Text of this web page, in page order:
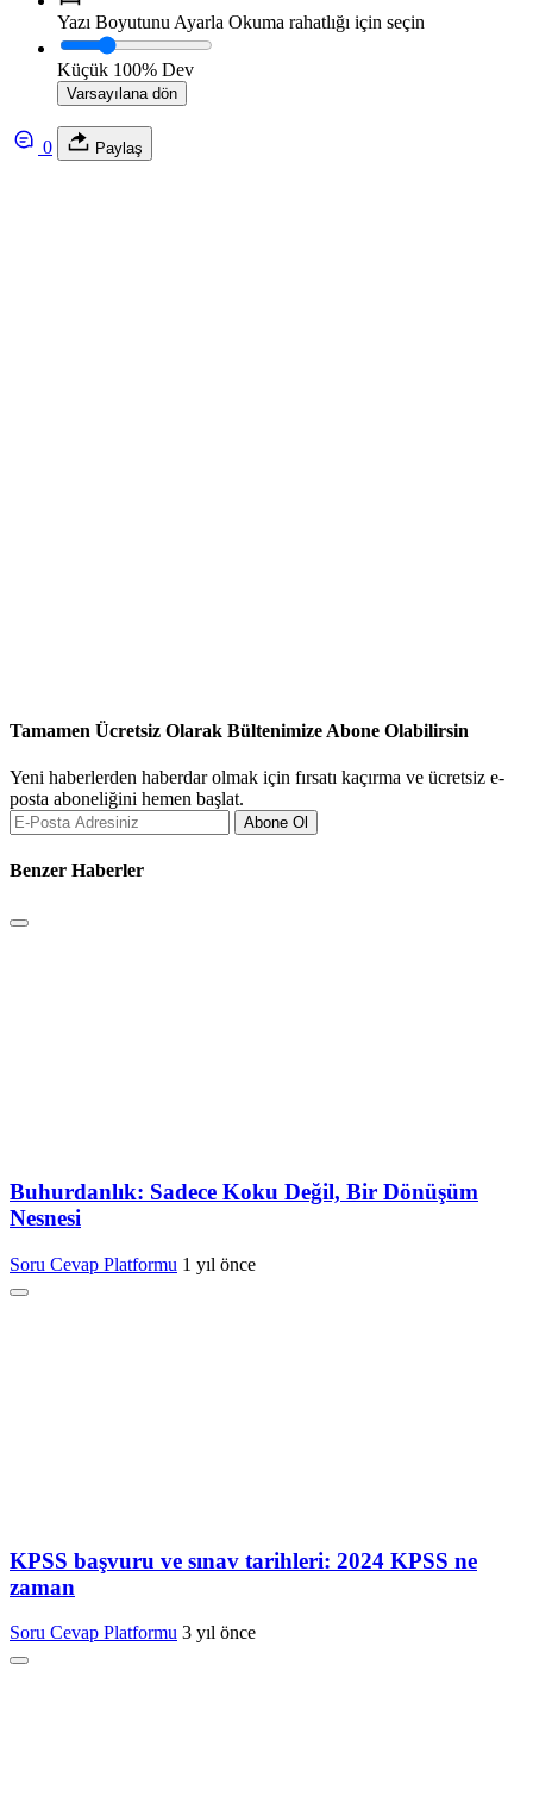
Yazı Boyutunu Ayarla Okuma rahatlığı için seçin
Küçük 100% Dev
Varsayılana dön
0 Paylaş
Tamamen Ücretsiz Olarak Bültenimize Abone Olabilirsin
Yeni haberlerden haberdar olmak için fırsatı kaçırma ve ücretsiz e-
posta aboneliğini hemen başlat.
Abone Ol
Benzer Haberler
Buhurdanlık: Sadece Koku Değil, Bir Dönüşüm
Nesnesi
Soru Cevap Platformu 1 yıl önce
KPSS başvuru ve sınav tarihleri: 2024 KPSS ne
zaman
Soru Cevap Platformu 3 yıl önce